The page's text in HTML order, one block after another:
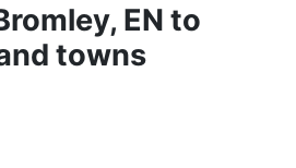
EN to
towns